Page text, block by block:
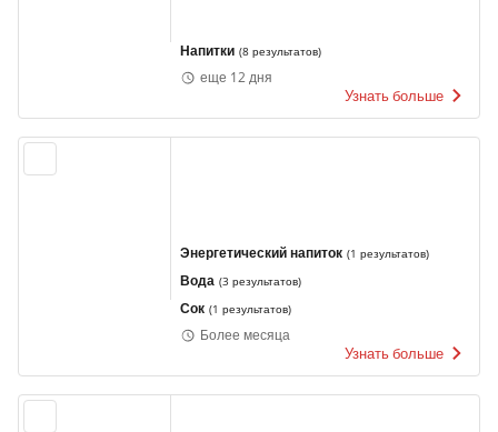
Напитки (8 результатов)
еще 12 дня
Узнать больше
Энергетический напиток (1 результатов)
Вода (3 результатов)
Сок (1 результатов)
Более месяца
Узнать больше